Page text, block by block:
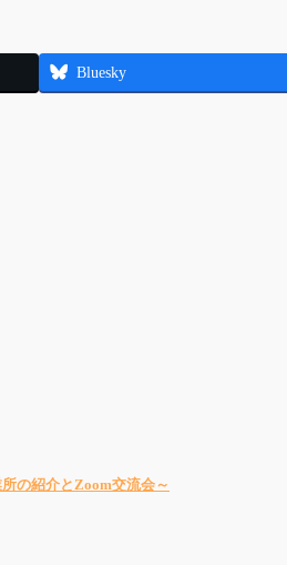
Bluesky
介とZoom交流会～